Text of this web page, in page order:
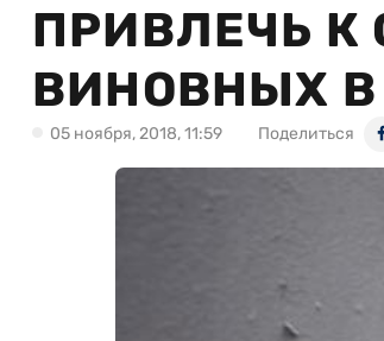
ПРИВЛЕЧЬ К
ВИНОВНЫХ
05 ноября, 2018, 11:59 Поделиться